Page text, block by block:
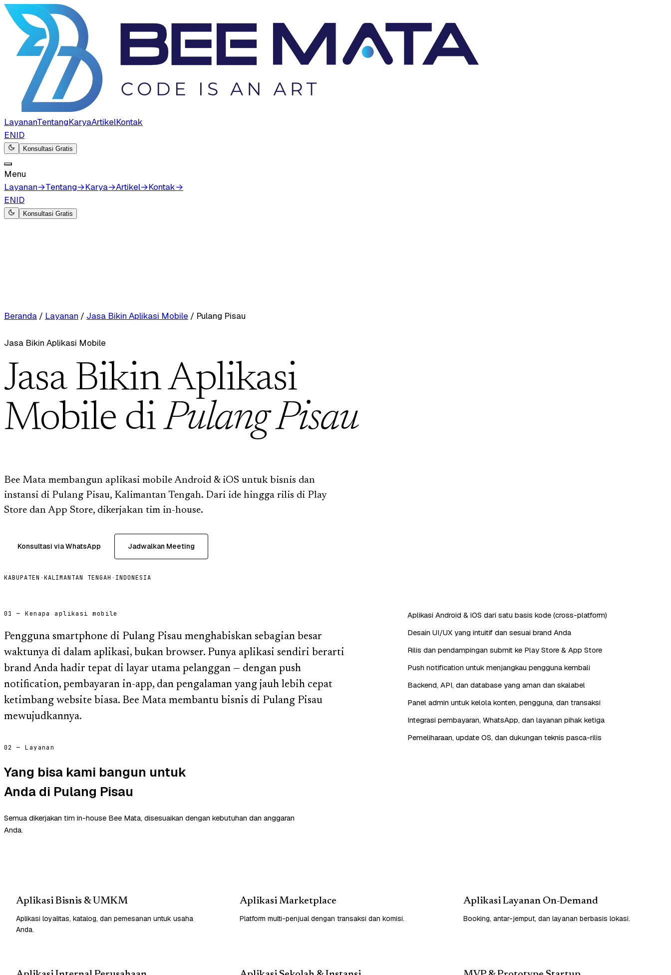
LayananTentangKaryaArtikelKontak
ENID
Konsultasi Gratis
Menu
Layanan→Tentang→Karya→Artikel→Kontak→
ENID
Konsultasi Gratis
Beranda / Layanan / Jasa Bikin Aplikasi Mobile / Pulang Pisau
Jasa Bikin Aplikasi Mobile
Jasa Bikin Aplikasi
Mobile diPulang Pisau
Bee Mata membangun aplikasi mobile Android & iOS untuk bisnis dan
instansi di Pulang Pisau, Kalimantan Tengah. Dari ide hingga rilis di Play
Store dan App Store, dikerjakan tim in-house.
Konsultasi via WhatsApp Jadwalkan Meeting
KABUPATEN ·KALIMANTAN TENGAH · INDONESIA
01 — Kenapa aplikasi mobile
Pengguna smartphone di Pulang Pisau menghabiskan sebagian besar
waktunya di dalam aplikasi, bukan browser. Punya aplikasi sendiri berarti
brand Anda hadir tepat di layar utama pelanggan — dengan push
notification, pembayaran in-app, dan pengalaman yang jauh lebih cepat
ketimbang website biasa. Bee Mata membantu bisnis di Pulang Pisau
mewujudkannya.
Aplikasi Android & iOS dari satu basis kode (cross-platform)
Desain UI/UX yang intuitif dan sesuai brand Anda
Rilis dan pendampingan submit ke Play Store & App Store
Push notification untuk menjangkau pengguna kembali
Backend, API, dan database yang aman dan skalabel
Panel admin untuk kelola konten, pengguna, dan transaksi
Integrasi pembayaran, WhatsApp, dan layanan pihak ketiga
Pemeliharaan, update OS, dan dukungan teknis pasca-rilis
02 — Layanan
Yang bisa kami bangun untuk
Anda di Pulang Pisau
Semua dikerjakan tim in-house Bee Mata, disesuaikan dengan kebutuhan dan anggaran
Anda.
Aplikasi Bisnis & UMKM
Aplikasi loyalitas, katalog, dan pemesanan untuk usaha
Anda.
Aplikasi Marketplace
Platform multi-penjual dengan transaksi dan komisi.
Aplikasi Layanan On-Demand
Booking, antar-jemput, dan layanan berbasis lokasi.